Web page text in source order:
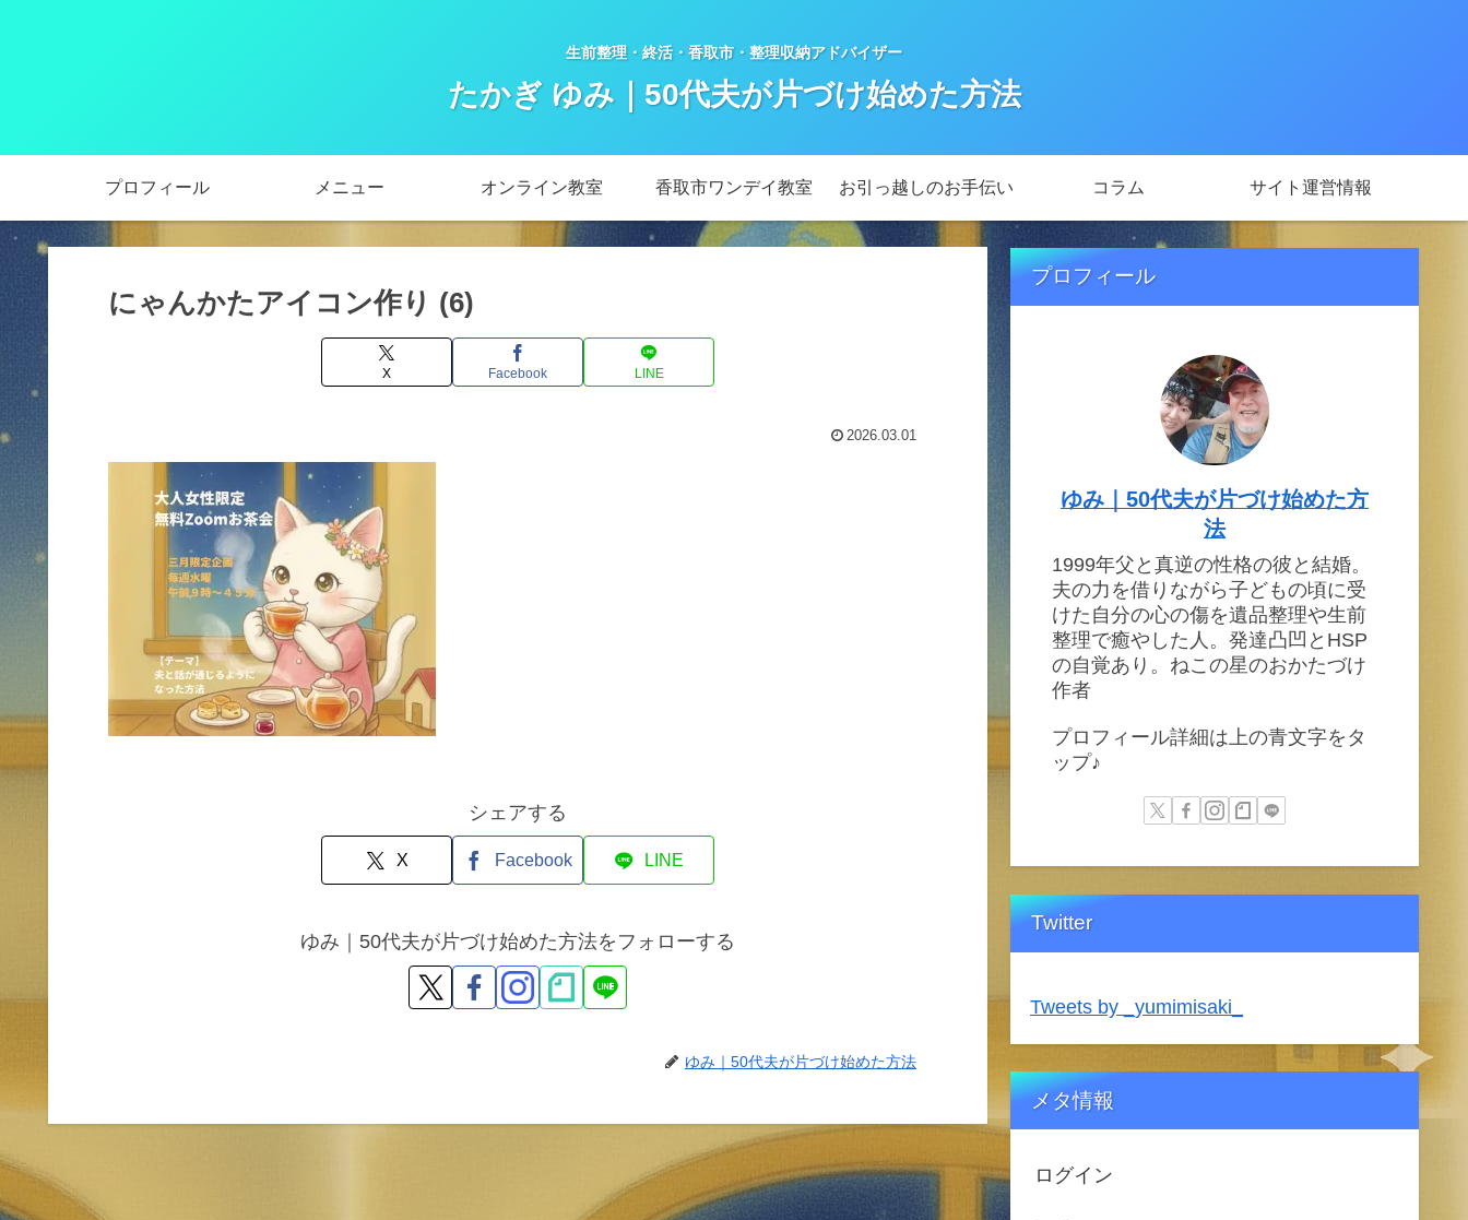
生前整理・終活・香取市・整理収納アドバイザー
たかぎ ゆみ｜50代夫が片づけ始めた方法
プロフィール メニュー オンライン教室 香取市ワンデイ教室 お引っ越しのお手伝い コラム サイト運営情報
にゃんかたアイコン作り (6)
X Facebook LINE
2026.03.01
シェアする
X Facebook LINE
ゆみ｜50代夫が片づけ始めた方法をフォローする
ゆみ｜50代夫が片づけ始めた方法
プロフィール
ゆみ｜50代夫が片づけ始めた方
法
1999年父と真逆の性格の彼と結婚。
夫の力を借りながら子どもの頃に受
けた自分の心の傷を遺品整理や生前
整理で癒やした人。発達凸凹とHSP
の自覚あり。ねこの星のおかたづけ
作者
プロフィール詳細は上の青文字をタ
ップ♪
Twitter
Tweets by _yumimisaki_
メタ情報
ログイン